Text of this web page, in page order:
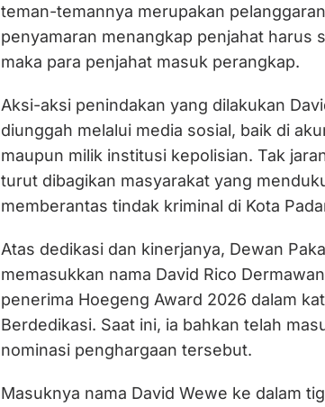
teman-temannya merupakan
penyamaran menangkap penjahat harus
maka para penjahat masuk perangkap.
Aksi-aksi penindakan yang dilakukan
diunggah melalui media sosial, baik di
maupun milik institusi kepolisian. Tak
turut dibagikan masyarakat yang
memberantas tindak kriminal di Kota
Atas dedikasi dan kinerjanya, Dewan
memasukkan nama David Rico
penerima Hoegeng Award 2026 dalam
Berdedikasi. Saat ini, ia bahkan telah
nominasi penghargaan tersebut.
Masuknya nama David Wewe ke dalam